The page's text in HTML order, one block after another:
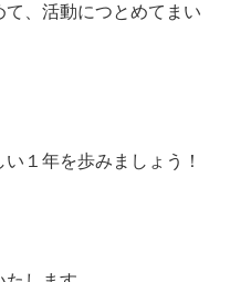
、活動につとめてまい
１年を歩みましょう！